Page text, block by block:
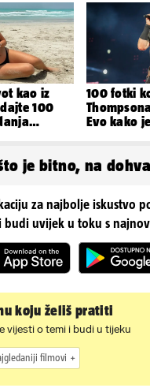
snagama
kao iz
100
100 fotki
Evo kako
je bitno, na
za najbolje iskustvo
budi uvijek u toku s
koju želiš pratiti
vijesti o temi i budi u tijeku
filmovi